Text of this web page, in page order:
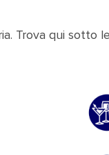
Trova qui sotto